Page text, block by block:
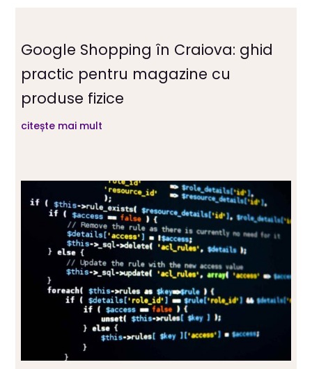
Google Shopping în Craiova: ghid
practic pentru magazine cu
produse fizice
citește mai mult